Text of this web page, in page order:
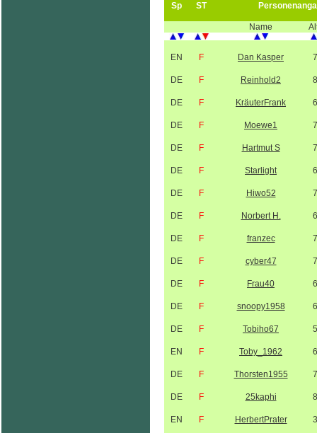
Sp ST
Name
EN F Dan Kasper
DE F Reinhold2
DE F KräuterFrank
DE F Moewe1
DE F Hartmut S
DE F Starlight
DE F Hiwo52
DE F Norbert H.
DE F franzec
DE F cyber47
DE F Frau40
DE F snoopy1958
DE F Tobiho67
EN F Toby_1962
DE F Thorsten1955
DE F 25kaphi
EN F HerbertPrater